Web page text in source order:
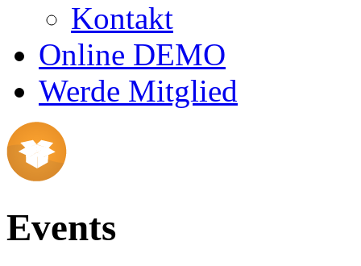
Kontakt
Online DEMO
Werde Mitglied
Events